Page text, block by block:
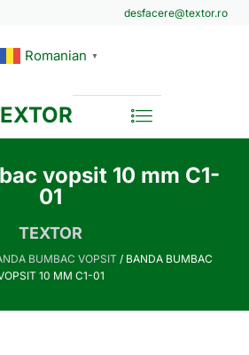
desfacere@textor.ro
Romanian ▼
vopsit 10 mm C1-
01
TEXTOR
BUMBAC VOPSIT / BANDA BUMBAC
10 MM C1-01